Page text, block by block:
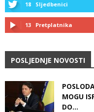
18 Sljedbenici
13 Pretplatnika
POSLJEDNJE NOVOSTI
MOGU
DO...